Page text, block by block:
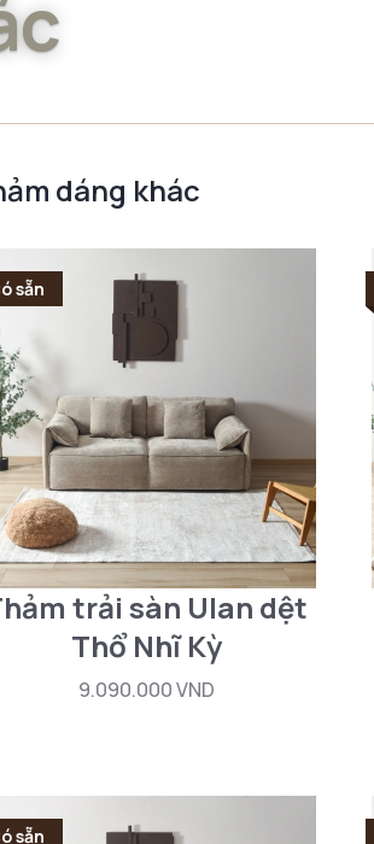
dáng khác
sẵn
trải sàn Ulan dệt
Thổ Nhĩ Kỳ
9.090.000 VND
sẵn